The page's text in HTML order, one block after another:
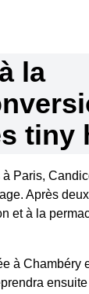
la
tiny
Paris,
Après
et à la
à Chambéry